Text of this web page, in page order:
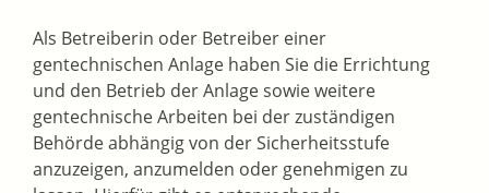
Als Betreiberin oder Betreiber einer
gentechnischen Anlage haben Sie die Errichtung
und den Betrieb der Anlage sowie weitere
gentechnische Arbeiten bei der zuständigen
Behörde abhängig von der Sicherheitsstufe
anzuzeigen, anzumelden oder genehmigen zu